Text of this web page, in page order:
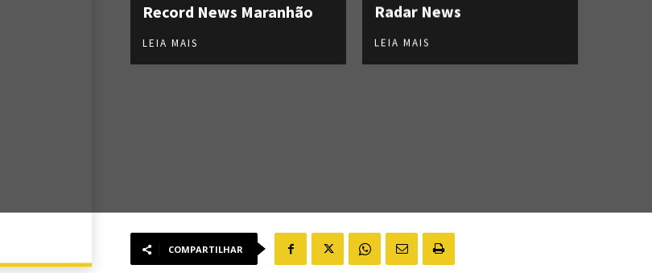
Record News Maranhão
LEIA MAIS
Radar News
LEIA MAIS
COMPARTILHAR